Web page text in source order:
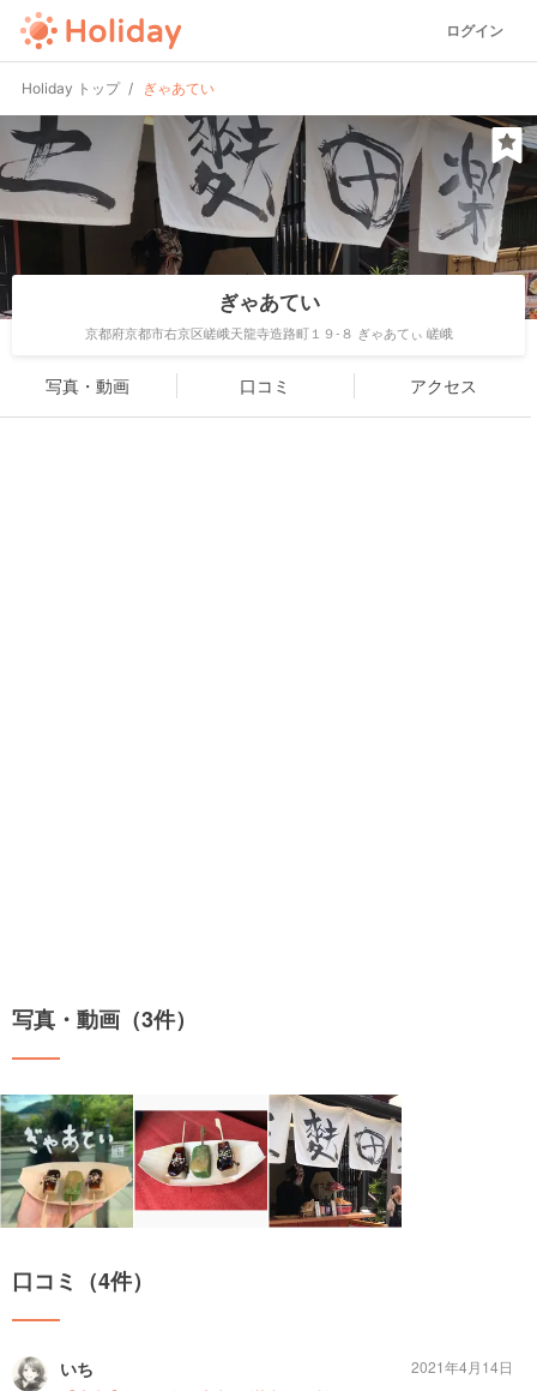
ログイン
Holiday トップ ぎゃあてい
ぎゃあてい
京都府京都市右京区嵯峨天龍寺造路町１９-８ ぎゃあてぃ 嵯峨
写真・動画 口コミ アクセス
写真・動画（3件）
口コミ（4件）
いち
2021年4月14日